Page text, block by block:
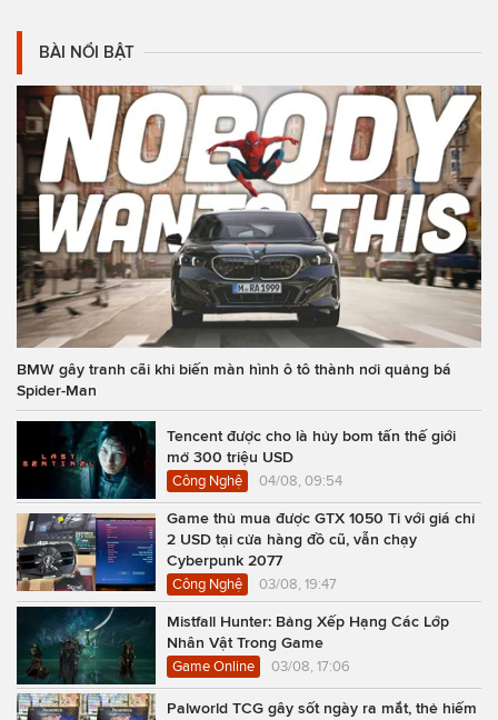
BÀI NỔI BẬT
BMW gây tranh cãi khi biến màn hình ô tô thành nơi quảng bá
Spider-Man
Tencent được cho là hủy bom tấn thế giới
mở 300 triệu USD
Công Nghệ 04/08, 09:54
Game thủ mua được GTX 1050 Ti với giá chỉ
2 USD tại cửa hàng đồ cũ, vẫn chạy
Cyberpunk 2077
Công Nghệ 03/08, 19:47
Mistfall Hunter: Bảng Xếp Hạng Các Lớp
Nhân Vật Trong Game
Game Online 03/08, 17:06
Palworld TCG gây sốt ngày ra mắt, thẻ hiếm